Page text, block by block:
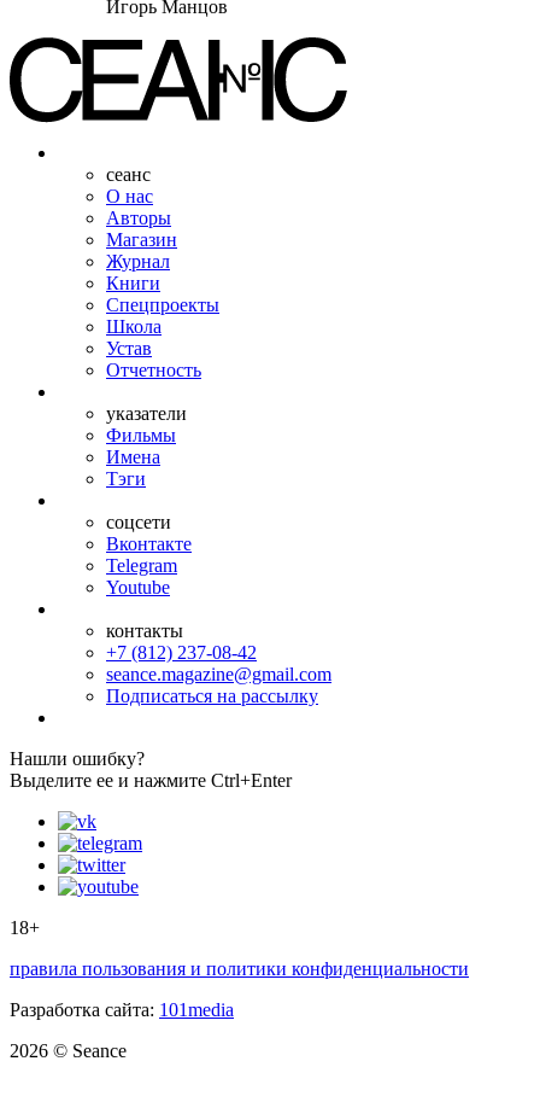
Игорь Манцов
сеанс
О нас
Авторы
Магазин
Журнал
Книги
Спецпроекты
Школа
Устав
Отчетность
указатели
Фильмы
Имена
Тэги
соцсети
Вконтакте
Telegram
Youtube
контакты
+7 (812) 237-08-42
seance.magazine@gmail.com
Подписаться на рассылку
Нашли ошибку?
Выделите ее и нажмите Ctrl+Enter
18+
правила пользования и политики конфиденциальности
Разработка сайта: 101media
2026 © Seance